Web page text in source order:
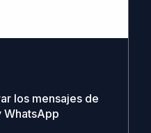
los mensajes de
WhatsApp